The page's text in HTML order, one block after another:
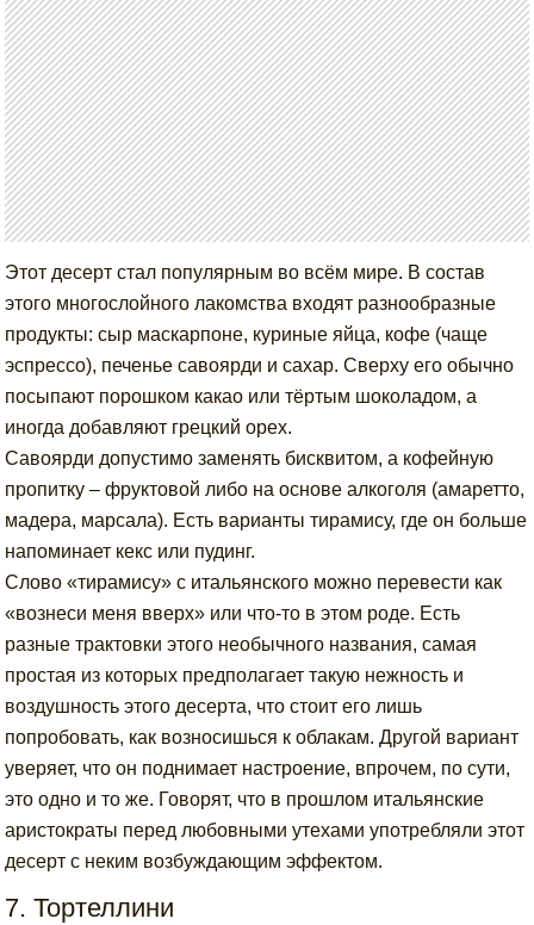
Этот десерт стал популярным во всём мире. В состав
этого многослойного лакомства входят разнообразные
продукты: сыр маскарпоне, куриные яйца, кофе (чаще
эспрессо), печенье савоярди и сахар. Сверху его обычно
посыпают порошком какао или тёртым шоколадом, а
иногда добавляют грецкий орех.
Савоярди допустимо заменять бисквитом, а кофейную
пропитку – фруктовой либо на основе алкоголя (амаретто,
мадера, марсала). Есть варианты тирамису, где он больше
напоминает кекс или пудинг.
Слово «тирамису» с итальянского можно перевести как
«вознеси меня вверх» или что-то в этом роде. Есть
разные трактовки этого необычного названия, самая
простая из которых предполагает такую нежность и
воздушность этого десерта, что стоит его лишь
попробовать, как возносишься к облакам. Другой вариант
уверяет, что он поднимает настроение, впрочем, по сути,
это одно и то же. Говорят, что в прошлом итальянские
аристократы перед любовными утехами употребляли этот
десерт с неким возбуждающим эффектом.
7. Тортеллини